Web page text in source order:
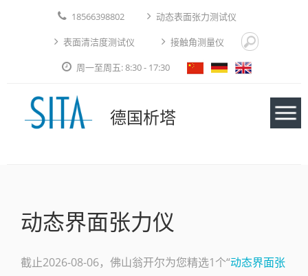
18566398802 动态表面张力测试仪
表面清洁度测试仪 接触角测量仪
周一至周五: 8:30 - 17:30
德国析塔
应用实例
技术论文
动态界面张力仪
截止2026-08-06，佛山翁开尔为您精选1个“动态界面张